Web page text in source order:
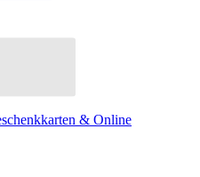
& Online